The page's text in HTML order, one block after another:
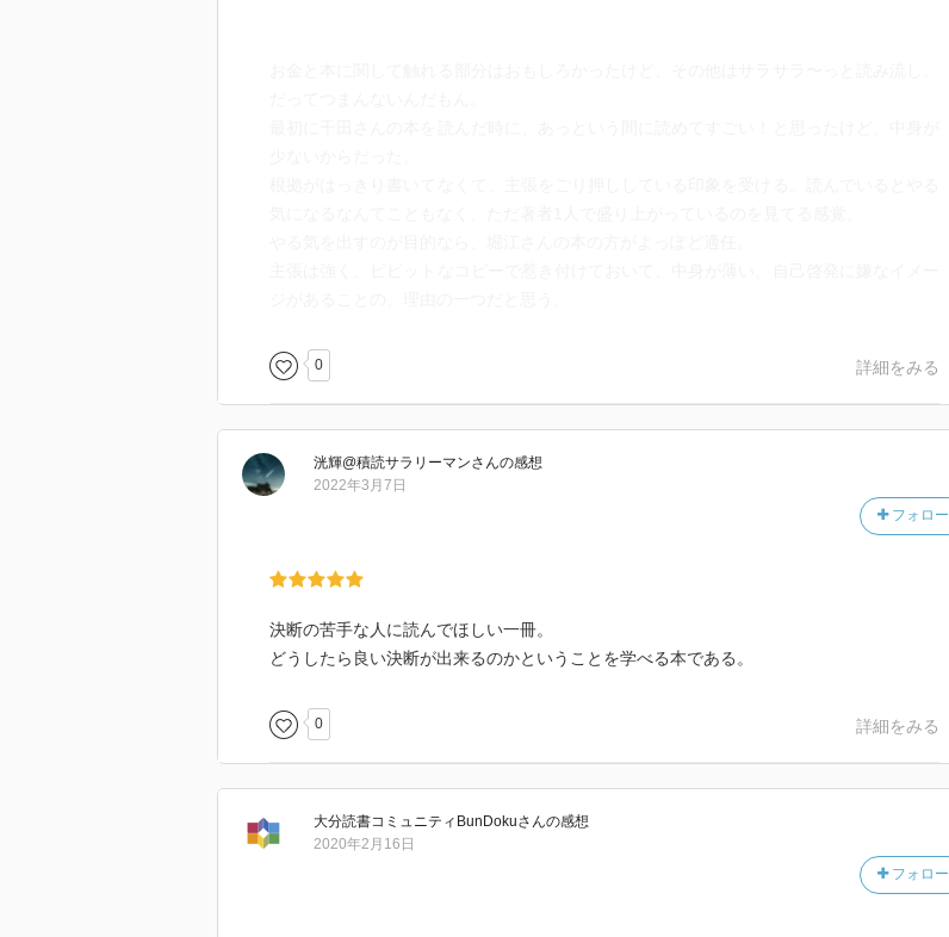
0 詳細をみる
洸輝@積読サラリーマンさんの感想
フォロー
2022年3月7日
決断の苦手な人に読んでほしい一冊。
どうしたら良い決断が出来るのかということを学べる本である。
0 詳細をみる
大分読書コミュニティBunDokuさんの感想
フォロー
2020年2月16日